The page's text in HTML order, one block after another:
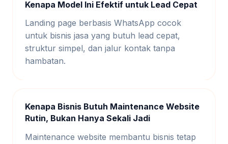
Kenapa Model Ini Efektif untuk Lead Cepat
Landing page berbasis WhatsApp cocok
untuk bisnis jasa yang butuh lead cepat,
struktur simpel, dan jalur kontak tanpa
hambatan.
Kenapa Bisnis Butuh Maintenance Website
Rutin, Bukan Hanya Sekali Jadi
Maintenance website membantu bisnis tetap